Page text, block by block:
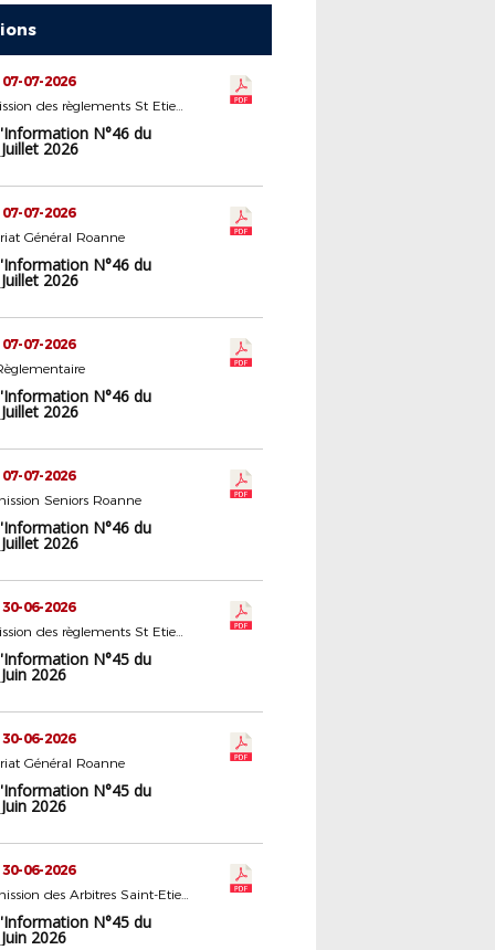
07-2026
5 - Commission des règlements St Etienne
N°46 du
2026
07-2026
Général Roanne
N°46 du
2026
07-2026
N°46 du
2026
07-2026
Seniors Roanne
N°46 du
2026
06-2026
5 - Commission des règlements St Etienne
N°45 du
2026
06-2026
Général Roanne
N°45 du
2026
06-2026
22 - Commission des Arbitres Saint-Etienne
N°45 du
2026